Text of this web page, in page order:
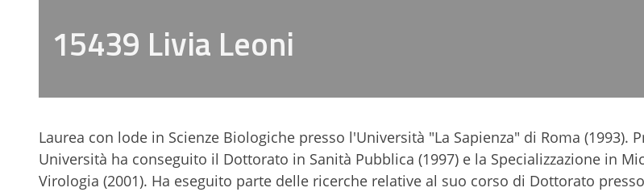
15439 Livia Leoni
Laurea con lode in Scienze Biologiche presso l'Università "La Sapienza" di Roma (1993).
Università ha conseguito il Dottorato in Sanità Pubblica (1997) e la Specializzazione in
Virologia (2001). Ha eseguito parte delle ricerche relative al suo corso di Dottorato